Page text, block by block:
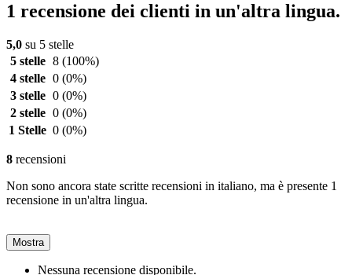
1 recensione dei clienti in un'altra lingua.
5,0 su 5 stelle
5 stelle 8 (100%)
4 stelle 0 (0%)
3 stelle 0 (0%)
2 stelle 0 (0%)
1 Stelle 0 (0%)
8 recensioni
Non sono ancora state scritte recensioni in italiano, ma è presente 1
recensione in un'altra lingua.
Mostra
Nessuna recensione disponibile.